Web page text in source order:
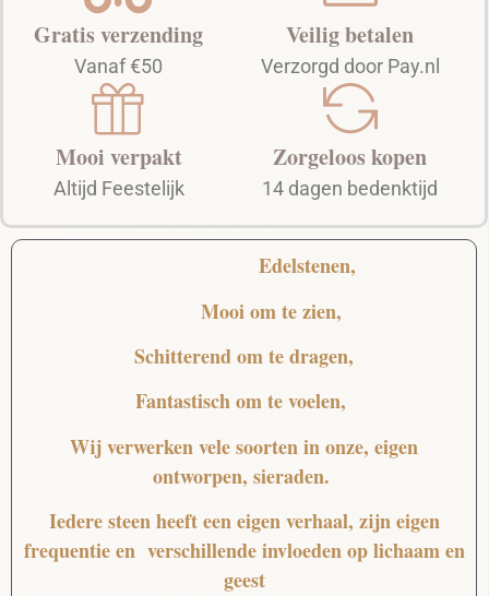
Gratis verzending
Vanaf €50
Mooi verpakt
Altijd Feestelijk
Veilig betalen
Verzorgd door Pay.nl
Zorgeloos kopen
14 dagen bedenktijd
Edelstenen,
Mooiom te zien,
Schitterendom te dragen,
Fantastischom te voelen,
Wij verwerken vele soorten in onze, eigen
ontworpen, sieraden.
Iedere steen heeft een eigen verhaal, zijn eigen
frequentie en verschillende invloeden op lichaam en
geest